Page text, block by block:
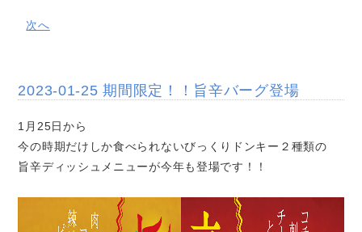
次へ
2023-01-25 期間限定！！旨辛バーグ登場
1月25日から
今の時期だけしか食べられないびっくりドンキー２種類の
旨辛ディッシュメニューが今年も登場です！！